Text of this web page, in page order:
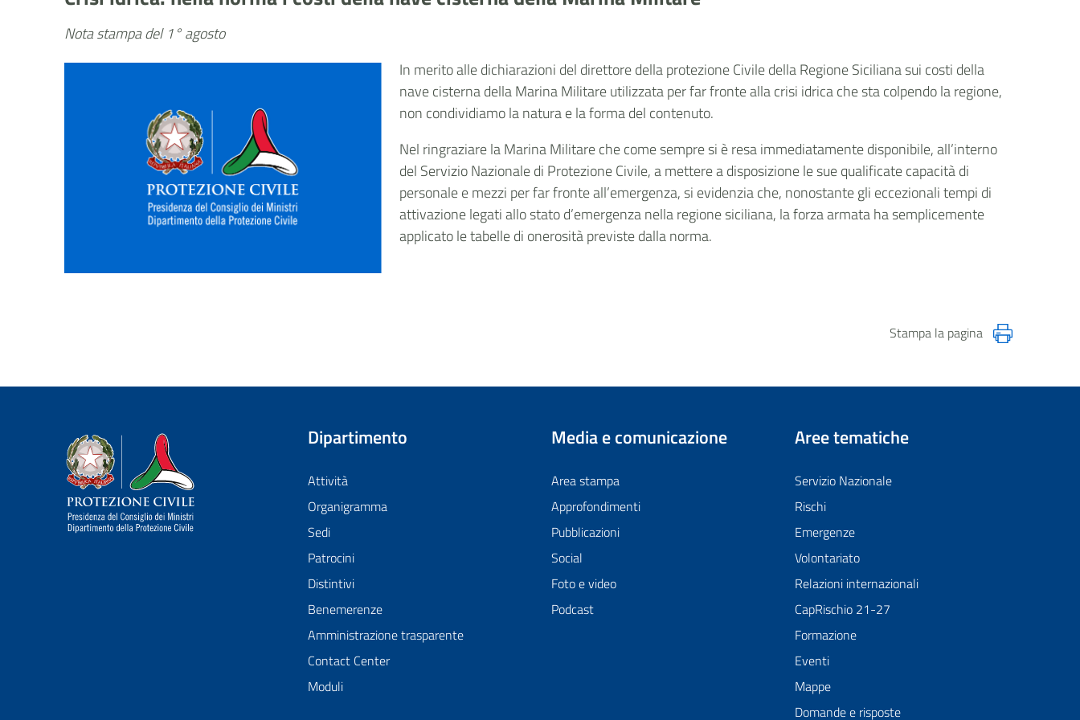
Nota stampa del 1° agosto
In merito alle dichiarazioni del direttore della protezione Civile della Regione Siciliana sui costi della
nave cisterna della Marina Militare utilizzata per far fronte alla crisi idrica che sta colpendo la regione,
non condividiamo la natura e la forma del contenuto.
Nel ringraziare la Marina Militare che come sempre si è resa immediatamente disponibile, all’interno
del Servizio Nazionale di Protezione Civile, a mettere a disposizione le sue qualificate capacità di
personale e mezzi per far fronte all’emergenza, si evidenzia che, nonostante gli eccezionali tempi di
attivazione legati allo stato d’emergenza nella regione siciliana, la forza armata ha semplicemente
applicato le tabelle di onerosità previste dalla norma.
Stampa la pagina
Dipartimento della Protezione Civile
Dipartimento
Attività
Organigramma
Sedi
Patrocini
Distintivi
Benemerenze
Amministrazione trasparente
Contact Center
Moduli
Media e comunicazione
Area stampa
Approfondimenti
Pubblicazioni
Social
Foto e video
Podcast
Aree tematiche
Servizio Nazionale
Rischi
Emergenze
Volontariato
Relazioni internazionali
CapRischio 21-27
Formazione
Eventi
Mappe
Domande e risposte